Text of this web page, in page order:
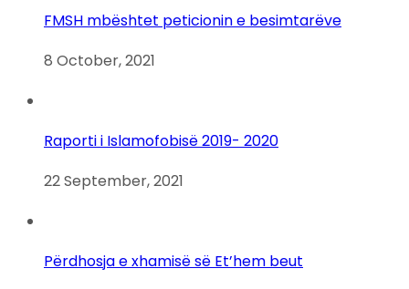
FMSH mbështet peticionin e besimtarëve
8 October, 2021
Raporti i Islamofobisë 2019- 2020
22 September, 2021
Përdhosja e xhamisë së Et’hem beut